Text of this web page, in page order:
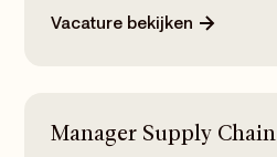
Vacature bekijken
Manager Supply Chain